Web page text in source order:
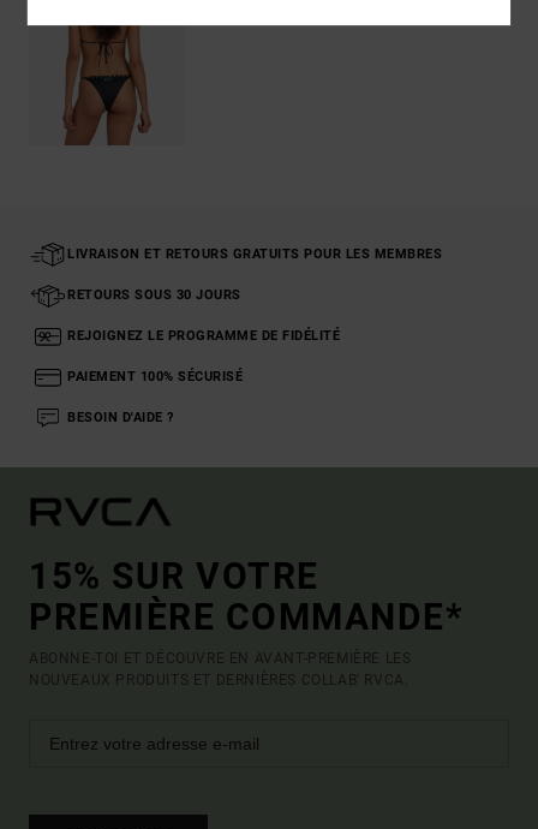
LIVRAISON ET RETOURS GRATUITS POUR LES MEMBRES
RETOURS SOUS 30 JOURS
REJOIGNEZ LE PROGRAMME DE FIDÉLITÉ
PAIEMENT 100% SÉCURISÉ
BESOIN D'AIDE ?
15% SUR VOTRE
PREMIÈRE COMMANDE*
ABONNE-TOI ET DÉCOUVRE EN AVANT-PREMIÈRE LES
NOUVEAUX PRODUITS ET DERNIÈRES COLLAB' RVCA.